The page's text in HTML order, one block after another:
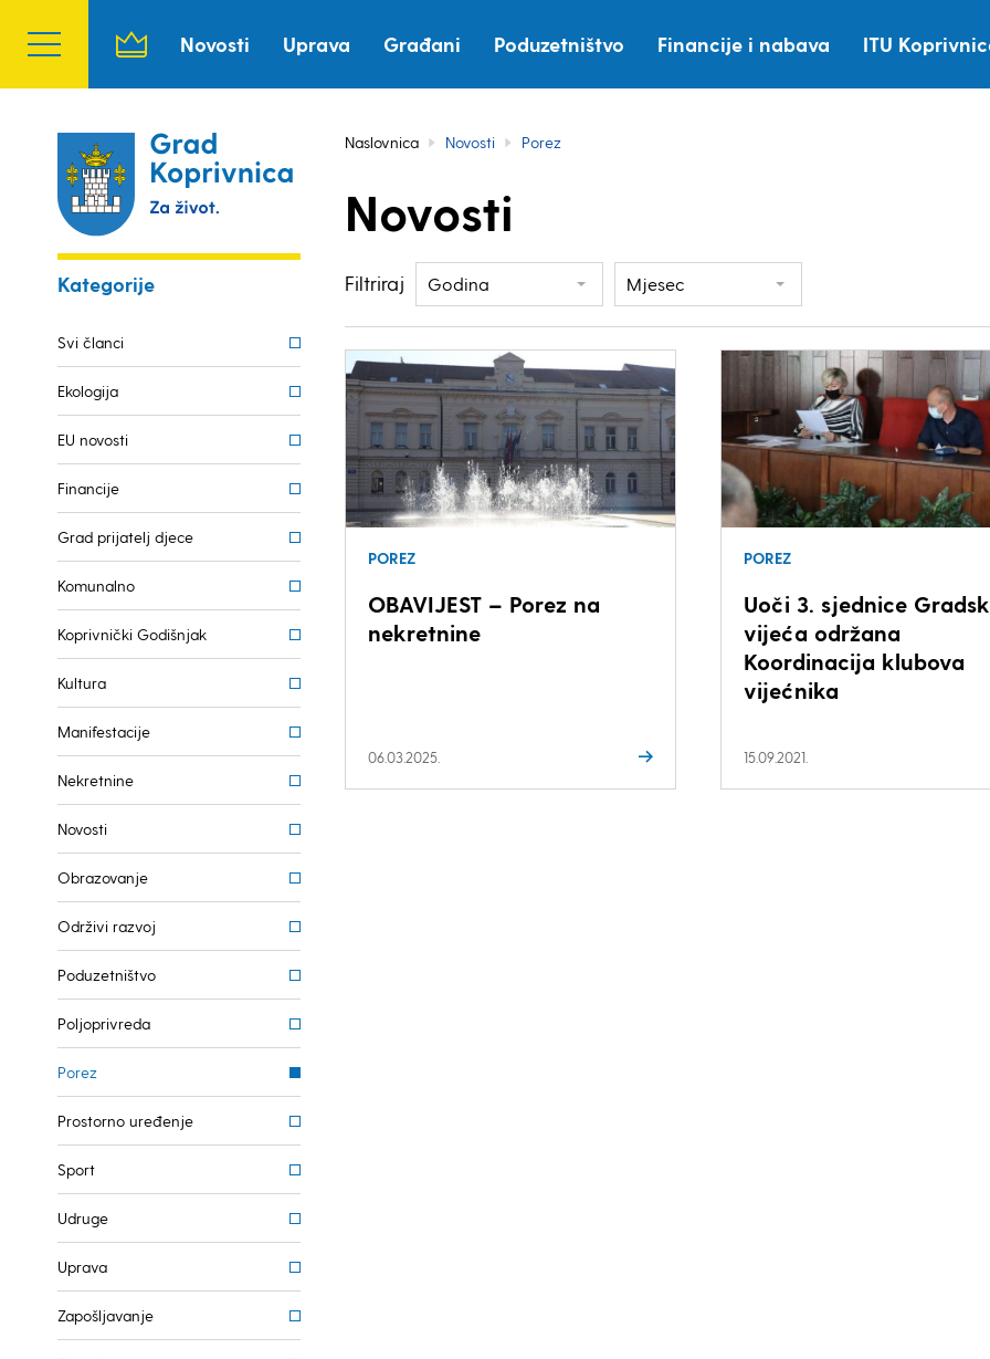
Novosti Uprava Građani Poduzetništvo Financije i nabava ITU
Kategorije
Svi članci
Ekologija
EU novosti
Financije
Grad prijatelj djece
Komunalno
Koprivnički Godišnjak
Kultura
Manifestacije
Nekretnine
Novosti
Obrazovanje
Održivi razvoj
Poduzetništvo
Poljoprivreda
Porez
Prostorno uređenje
Sport
Udruge
Uprava
Zapošljavanje
Naslovnica Novosti Porez
Novosti
Filtriraj Godina Mjesec
POREZ
OBAVIJEST – Porez na
nekretnine
06.03.2025.
POREZ
Uoči 3. sjednice
vijeća održana
Koordinacija klubova
vijećnika
15.09.2021.